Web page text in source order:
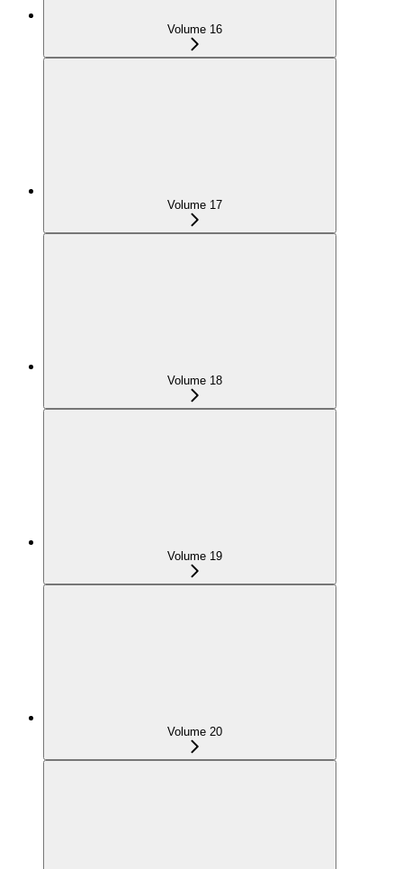
Volume 16
Volume 17
Volume 18
Volume 19
Volume 20